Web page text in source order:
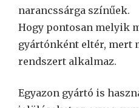
narancssárga színűek.
Hogy pontosan melyik
gyártónként eltér, mert
rendszert alkalmaz.
Egyazon gyártó is